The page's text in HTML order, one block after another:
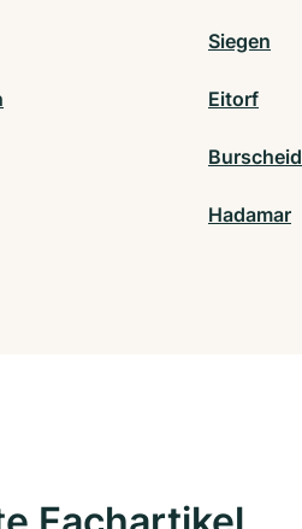
Siegen
Eitorf
Burscheid
Hadamar